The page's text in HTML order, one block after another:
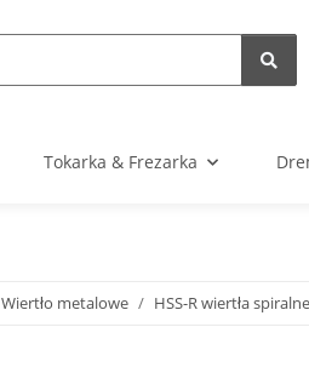
Tokarka & Frezarka
Wiertło metalowe HSS-R wiertła